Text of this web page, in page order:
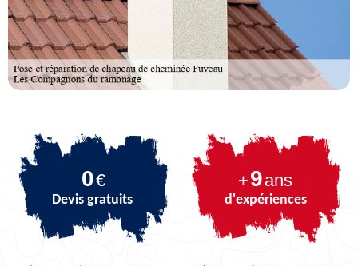
0€
Devis gratuits
+9ans
d'expériences